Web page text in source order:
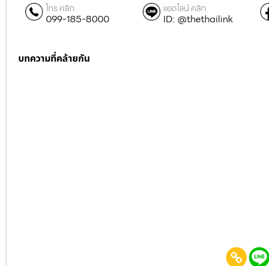
โทร คลิก
099-185-8000
แอดไลน์ คลิก
ID: @thethailink
บทความที่คล้ายกัน